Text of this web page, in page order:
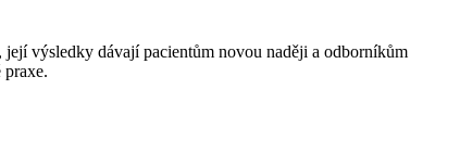
výsledky dávají pacientům novou naději a odborníkům